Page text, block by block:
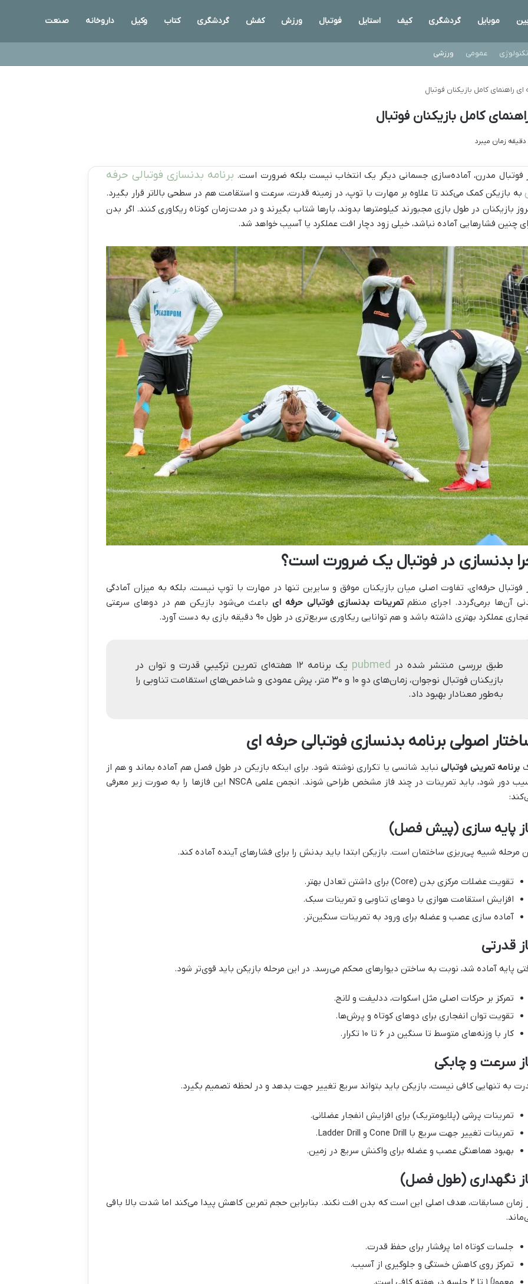
موبایل گردشگری کیف استایل فوتبال ورزش کفش گردشگری کتاب وکیل داروخانه صنعت
تکنولوژی عمومی ورزشی
راهنمای کامل بازیکنان فوتبال
کامل بازیکنان فوتبال
فوتبال مدرن، آماده‌سازی جسمانی دیگر یک انتخاب نیست بلکه ضرورت است. برنامه بدنسازی فوتبالی حرفه
به بازیکن کمک می‌کند تا علاوه بر مهارت با توپ، در زمینه قدرت، سرعت و استقامت هم در سطحی بالاتر قرار بگیرد.
بازیکنان در طول بازی مجبورند کیلومترها بدوند، بارها شتاب بگیرند و در مدت‌زمان کوتاه ریکاوری کنند. اگر بدن
چنین فشارهایی آماده نباشد، خیلی زود دچار افت عملکرد یا آسیب خواهد شد.
بدنسازی در فوتبال یک ضرورت است؟
فوتبال حرفه‌ای، تفاوت اصلی میان بازیکنان موفق و سایرین تنها در مهارت با توپ نیست، بلکه به میزان آمادگی
آن‌ها برمی‌گردد. اجرای منظمتمرینات بدنسازی فوتبالی حرفه ایباعث می‌شود بازیکن هم در دوهای سرعتی
عملکرد بهتری داشته باشد و هم توانایی ریکاوری سریع‌تری در طول ۹۰ دقیقه بازی به دست آورد.
طبق بررسی منتشر شده در pubmed
یک برنامه ۱۲ هفته‌ای تمرین ترکیبیِ قدرت و توان در
بازیکنان فوتبال نوجوان، زمان‌های دوِ ۱۰ و ۳۰ متر، پرش عمودی و شاخص‌های استقامت تناوبی را
به‌طور معنادار بهبود داد.
اصولی برنامه بدنسازی فوتبالی حرفه ای
برنامه تمرینی فوتبالینباید شانسی یا تکراری نوشته شود. برای اینکه بازیکن در طول فصل هم آماده بماند و هم از
آسیب دور شود، باید تمرینات در چند فاز مشخص طراحی شوند. انجمن علمی NSCA این فازها را به‌ صورت زیر معرفی
پایه‌ سازی (پیش‌ فصل)
مرحله شبیه پی‌ریزی ساختمان است. بازیکن ابتدا باید بدنش را برای فشارهای آینده آماده کند.
تقویت عضلات مرکزی بدن (Core) برای داشتن تعادل بهتر.
افزایش استقامت هوازی با دوهای تناوبی و تمرینات سبک.
آماده‌ سازی عصب و عضله برای ورود به تمرینات سنگین‌تر.
قدرتی
پایه آماده شد، نوبت به ساختن دیوارهای محکم می‌رسد. در این مرحله بازیکن باید قوی‌تر شود.
تمرکز بر حرکات اصلی مثل اسکوات، ددلیفت و لانج.
تقویت توان انفجاری برای دوهای کوتاه و پرش‌ها.
کار با وزنه‌های متوسط تا سنگین در ۶ تا ۱۰ تکرار.
سرعت و چابکی
به‌ تنهایی کافی نیست، بازیکن باید بتواند سریع تغییر جهت بدهد و در لحظه تصمیم بگیرد.
تمرینات پرشی (پلایومتریک) برای افزایش انفجار عضلانی.
تمرینات تغییر جهت سریع با Cone Drill و Ladder Drill.
بهبود هماهنگی عصب و عضله برای واکنش سریع در زمین.
نگهداری (طول فصل)
زمان مسابقات، هدف اصلی این است که بدن افت نکند. بنابراین حجم تمرین کاهش پیدا می‌کند اما شدت بالا باقی
جلسات کوتاه اما پرفشار برای حفظ قدرت.
تمرکز روی کاهش خستگی و جلوگیری از آسیب.